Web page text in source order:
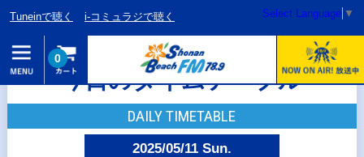
Tuneinで聴く i-コミュラジで聴く Select Language ▼
0
今日のタイムテーブル
DAILY TIMETABLE
2025/05/11 Sun.